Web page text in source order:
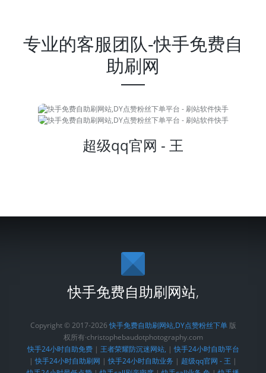
专业的客服团队-快手免费自
助刷网
超级qq官网 - 王
快手免费自助刷网站,
Copyright © 2017-2026快手免费自助刷网站,DY点赞粉丝下单版
权所有·christophebaudotphotography.com
快手24小时自助免费| 王者荣耀防沉迷网站, |快手24小时自助平台
|快手24小时自助刷网 |快手24小时自助业务 | 超级qq官网 - 王 |